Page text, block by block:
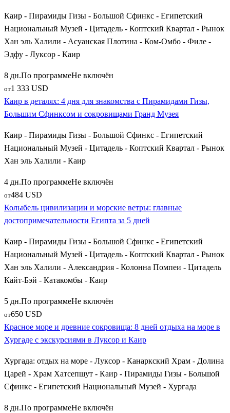
Каир - Пирамиды Гизы - Большой Сфинкс - Египетский
Национальный Музей - Цитадель - Коптский Квартал - Рынок
Хан эль Халили - Асуанская Плотина - Ком-Омбо - Филе -
Эдфу - Луксор - Каир
8 дн.По программеНе включён
от1 333 USD
Каир в деталях: 4 дня для знакомства с Пирамидами Гизы,
Большим Сфинксом и сокровищами Гранд Музея
Каир - Пирамиды Гизы - Большой Сфинкс - Египетский
Национальный Музей - Цитадель - Коптский Квартал - Рынок
Хан эль Халили - Каир
4 дн.По программеНе включён
от484 USD
Колыбель цивилизации и морские ветры: главные
достопримечательности Египта за 5 дней
Каир - Пирамиды Гизы - Большой Сфинкс - Египетский
Национальный Музей - Цитадель - Коптский Квартал - Рынок
Хан эль Халили - Александрия - Колонна Помпеи - Цитадель
Кайт-Бэй - Катакомбы - Каир
5 дн.По программеНе включён
от650 USD
Красное море и древние сокровища: 8 дней отдыха на море в
Хургаде с экскурсиями в Луксор и Каир
Хургада: отдых на море - Луксор - Канаркский Храм - Долина
Царей - Храм Хатсепшут - Каир - Пирамиды Гизы - Большой
Сфинкс - Египетский Национальный Музей - Хургада
8 дн.По программеНе включён